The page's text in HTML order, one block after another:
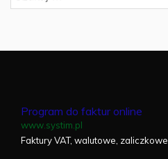
Program do faktur online
www.systim.pl
Faktury VAT, walutowe, zaliczkowe